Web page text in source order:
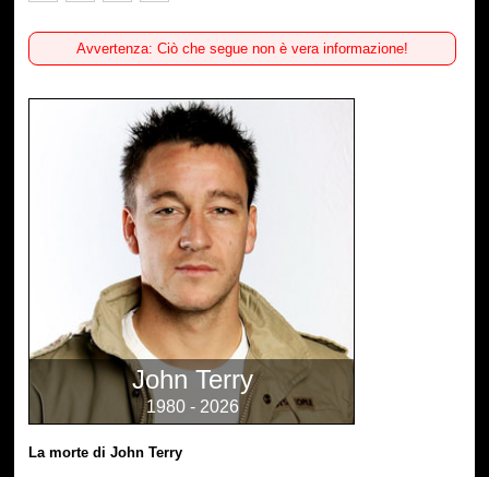
Avvertenza: Ciò che segue non è vera informazione!
John Terry
1980 - 2026
La morte di John Terry